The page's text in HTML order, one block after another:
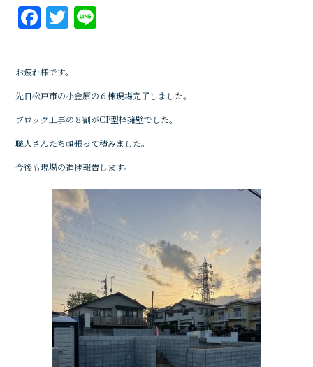
F
a
c
e
b
o
o
k
T
w
te
r
お疲れ様です。
先日松戸市の小金原の６棟現場完了しました。
ブロック工事の８割がCP型枠擁壁でした。
職人さんたち頑張って積みました。
今後も現場の進捗報告します。